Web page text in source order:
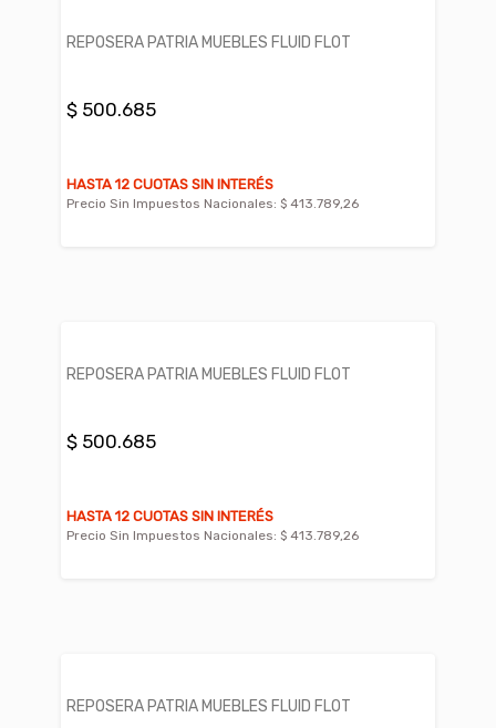
REPOSERA PATRIA MUEBLES FLUID FLOT
$ 500.685
HASTA 12 CUOTAS SIN INTERÉS
Precio Sin Impuestos Nacionales: $ 413.789,26
REPOSERA PATRIA MUEBLES FLUID FLOT
$ 500.685
HASTA 12 CUOTAS SIN INTERÉS
Precio Sin Impuestos Nacionales: $ 413.789,26
REPOSERA PATRIA MUEBLES FLUID FLOT